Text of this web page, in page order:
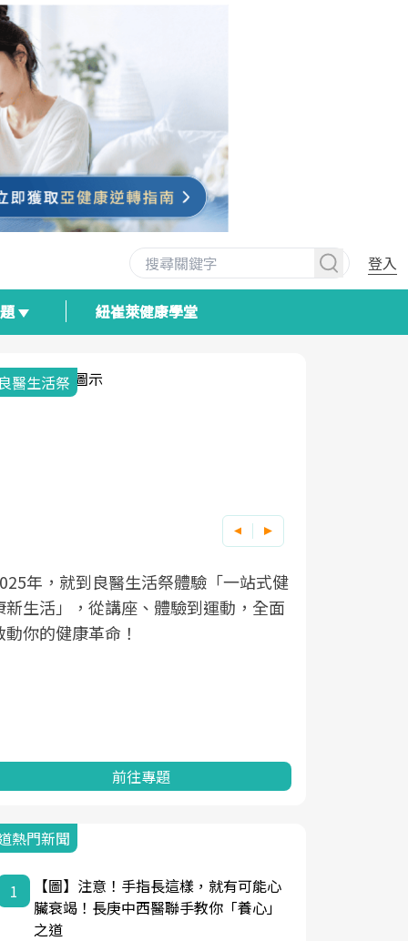
登入
紐崔萊健康學堂
與健康韌性的距離
醫健康網從「換季的身體變化」出發，
過醫學觀點與日常感受的對話，建立對
健康的認知，進而引導實際的改善行
前往專題
熱門新聞
1
【圖】注意！手指長這樣，就有可能心
臟衰竭！長庚中西醫聯手教你「養心」
之道